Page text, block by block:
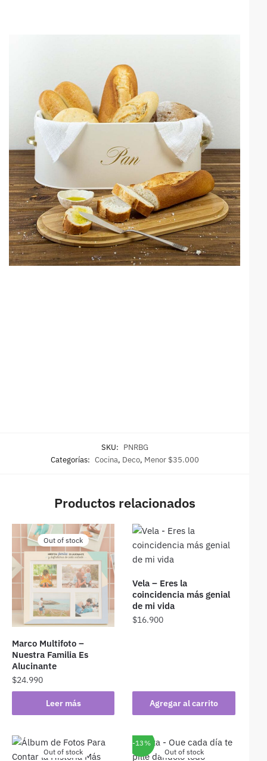
SKU: PNRBG
Categorías: Cocina, Deco, Menor $35.000
Productos relacionados
Out of stock
Marco Multifoto –
Nuestra Familia Es
Alucinante
$24.990
Leer más
Vela – Eres la
coincidencia más genial
de mi vida
$16.900
Agregar al carrito
Out of stock
-13%
Out of stock